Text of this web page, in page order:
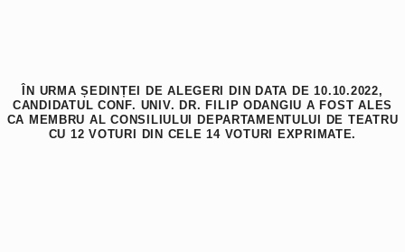
ÎN URMA ȘEDINȚEI DE ALEGERI DIN DATA DE 10.10.2022,
CANDIDATUL CONF. UNIV. DR. FILIP ODANGIU A FOST ALES
CA MEMBRU AL CONSILIULUI DEPARTAMENTULUI DE TEATRU
CU 12 VOTURI DIN CELE 14 VOTURI EXPRIMATE.